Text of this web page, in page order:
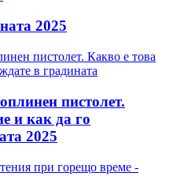
2025
пистолет.
и как да го
2025